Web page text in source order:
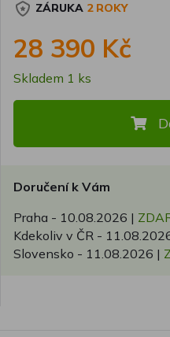
ZÁRUKA 2 ROKY
28 390 Kč
Skladem 1 ks
Doručení k Vám
Praha - 10.08.2026 |
Kdekoliv v ČR -
Slovensko - 11.08.2026 |